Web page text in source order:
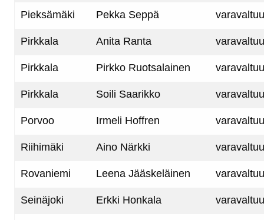
Pieksämäki Pekka Seppä
Pirkkala Anita Ranta
Pirkkala Pirkko Ruotsalainen
Pirkkala Soili Saarikko
Porvoo Irmeli Hoffren
Riihimäki Aino Närkki
Rovaniemi Leena Jääskeläinen
Seinäjoki Erkki Honkala